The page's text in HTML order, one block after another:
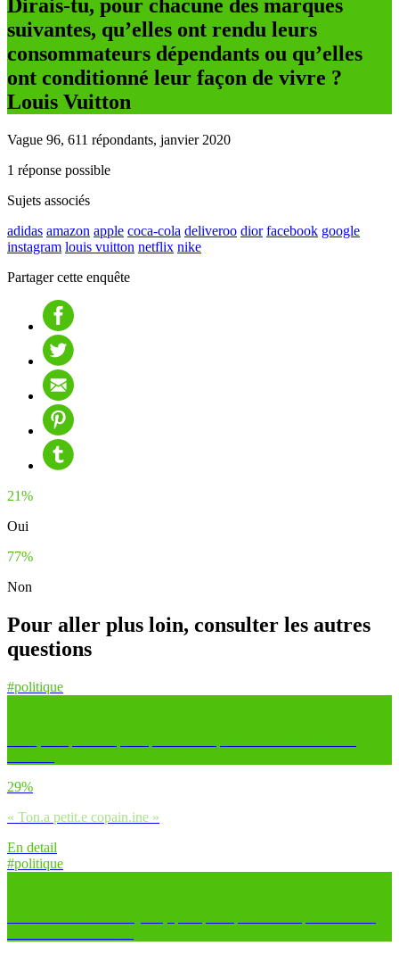
Dirais-tu, pour chacune des marques
suivantes, qu’elles ont rendu leurs
consommateurs dépendants ou qu’elles
ont conditionné leur façon de vivre ?
Louis Vuitton
Vague 96, 611 répondants, janvier 2020
1 réponse possible
Sujets associés
adidas amazon apple coca-cola deliveroo dior facebook google
instagram louis vuitton netflix nike
Partager cette enquête
21%
Oui
77%
Non
Pour aller plus loin, consulter les autres
questions
#politique
29%
« Ton.a petit.e copain.ine »
En detail
#politique